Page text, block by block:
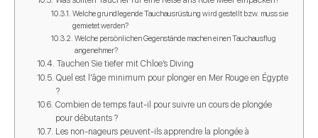
Welche grundlegende Tauchausrüstung wird gestellt bzw. muss sie
gemietet werden?
Welche persönlichen Gegenstände machen einen Tauchausflug
angenehmer?
Tauchen Sie tiefer mit Chloe’s Diving
Quel est l'âge minimum pour plonger en Mer Rouge en Égypte
?
Combien de temps faut-il pour suivre un cours de plongée
pour débutants ?
Les non-nageurs peuvent-ils apprendre la plongée à